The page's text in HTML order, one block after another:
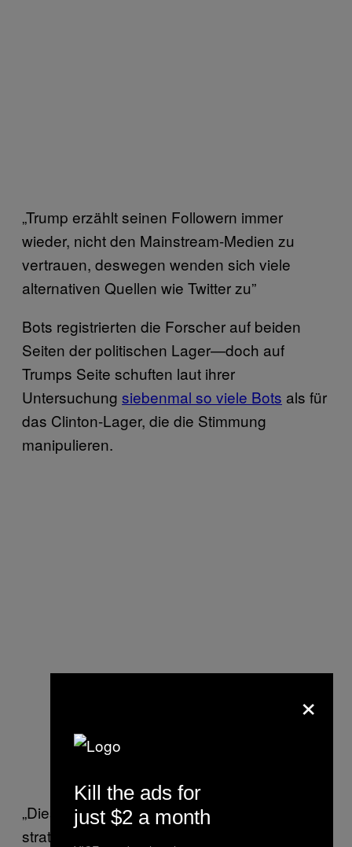
„Trump erzählt seinen Followern immer
wieder, nicht den Mainstream-Medien zu
vertrauen, deswegen wenden sich viele
alternativen Quellen wie Twitter zu”
Bots registrierten die Forscher auf beiden
Seiten der politischen Lager—doch auf
Trumps Seite schuften laut ihrer
Untersuchung siebenmal so viele Bots als für
das Clinton-Lager, die die Stimmung
manipulieren.
„Diese Bots spielen eine kleine, aber
strategische Rolle im Wahlkampf und am
×
Kill the ads for
just $2 a month